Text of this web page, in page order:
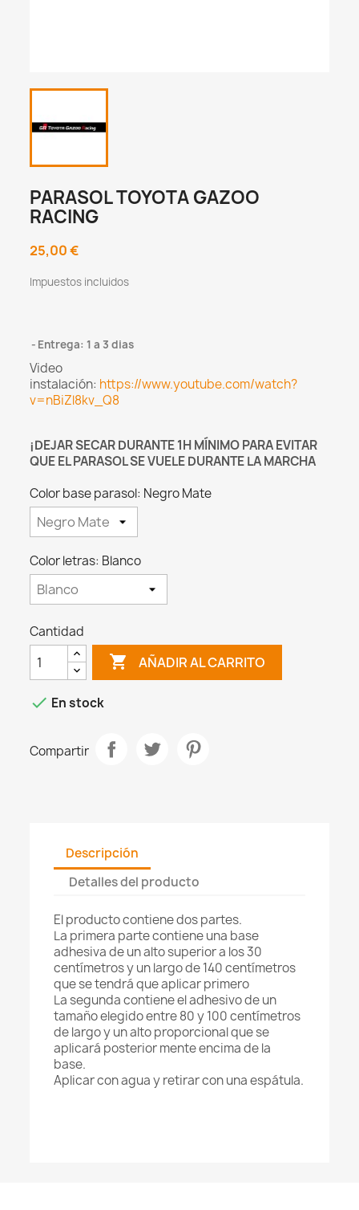
PARASOL TOYOTA GAZOO
RACING
25,00 €
Impuestos incluidos
Entrega: 1 a 3 dias
Video
instalación: https://www.youtube.com/watch?
v=nBiZl8kv_Q8
¡DEJAR SECAR DURANTE 1H MÍNIMO PARA EVITAR
QUE EL PARASOL SE VUELE DURANTE LA MARCHA
Color base parasol: Negro Mate
Color letras: Blanco
Cantidad
 AÑADIR AL CARRITO
 En stock
Compartir
Descripción
Detalles del producto
El producto contiene dos partes.
La primera parte contiene una base
adhesiva de un alto superior a los 30
centímetros y un largo de 140 centímetros
que se tendrá que aplicar primero
La segunda contiene el adhesivo de un
tamaño elegido entre 80 y 100 centímetros
de largo y un alto proporcional que se
aplicará posterior mente encima de la
base.
Aplicar con agua y retirar con una espátula.